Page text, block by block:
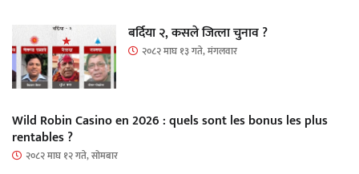
बर्दिया २, कसले जित्ला चुनाव ?
२०८२ माघ १३ गते, मंगलवार
Wild Robin Casino en 2026 : quels sont les bonus les plus
rentables ?
२०८२ माघ १२ गते, सोमबार